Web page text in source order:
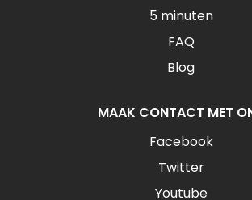
5 minuten
FAQ
Blog
MAAK CONTACT MET
Facebook
Twitter
Youtube